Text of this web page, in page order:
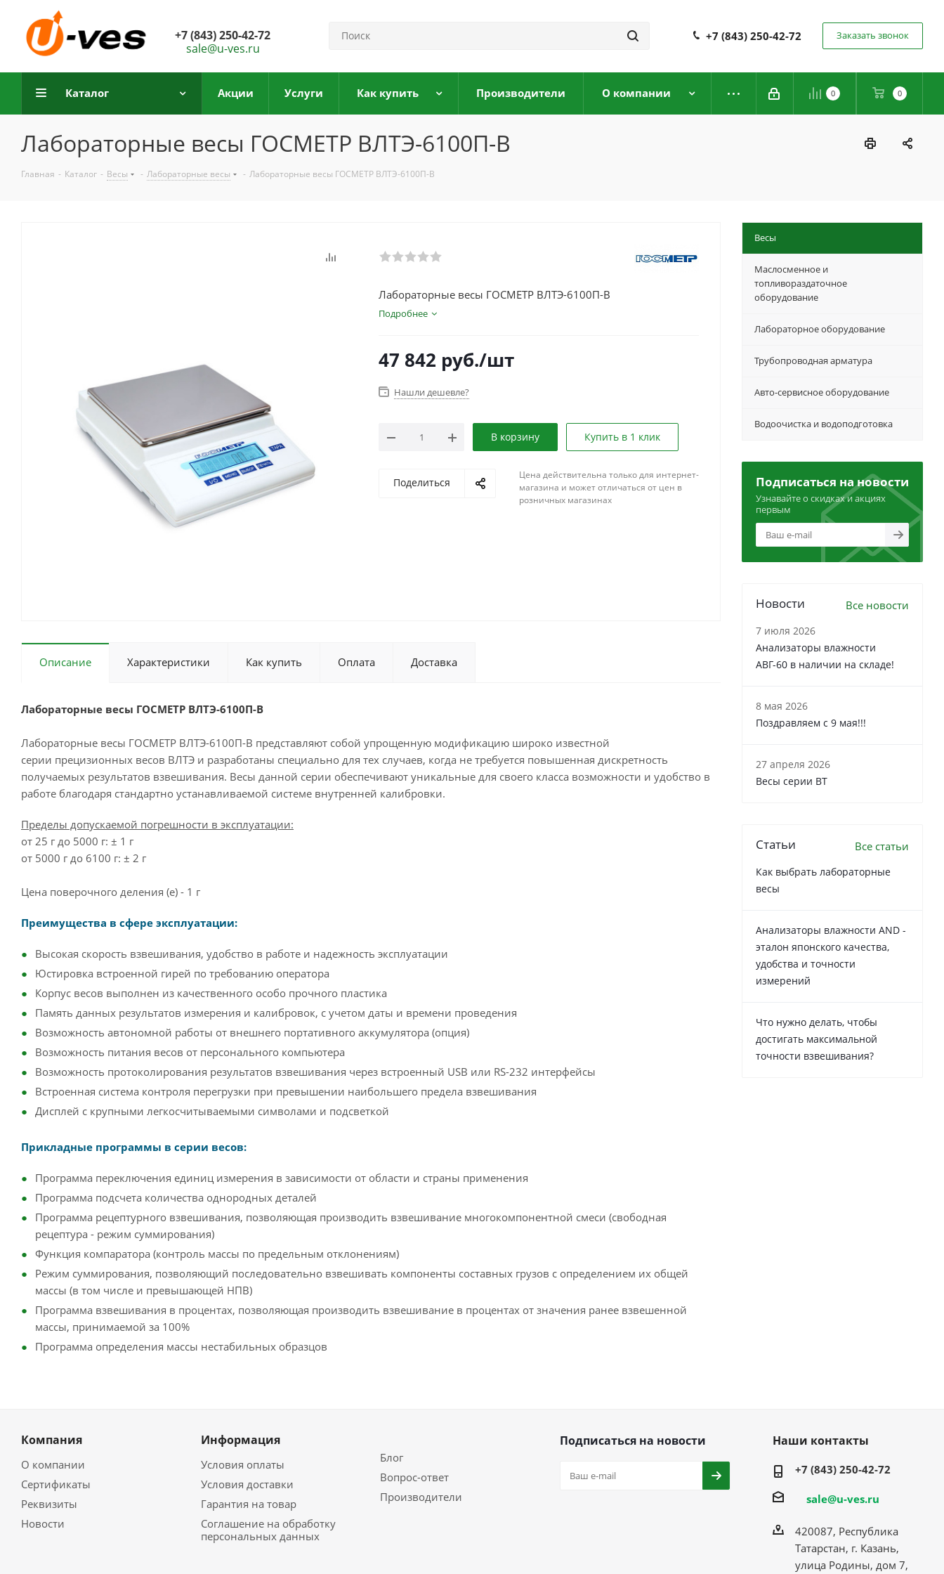
+7 (843) 250-42-72
sale@u-ves.ru
+7 (843) 250-42-72 Заказать звонок
0 0
Каталог Акции Услуги Как купить Производители О компании
Лабораторные весы ГОСМЕТР ВЛТЭ-6100П-В
Главная - Каталог - Весы - Лабораторные весы - Лабораторные весы ГОСМЕТР ВЛТЭ-6100П-В
Лабораторные весы ГОСМЕТР ВЛТЭ-6100П-В
Подробнее
47 842 руб./шт
Нашли дешевле?
В корзину Купить в 1 клик
Поделиться
Цена действительна только для интернет-
магазина и может отличаться от цен в
розничных магазинах
Описание Характеристики Как купить Оплата Доставка
Лабораторные весы ГОСМЕТР ВЛТЭ-6100П-В
Лабораторные весы ГОСМЕТР ВЛТЭ-6100П-В представляют собой упрощенную модификацию широко известной
серии прецизионных весов ВЛТЭ и разработаны специально для тех случаев, когда не требуется повышенная дискретность
получаемых результатов взвешивания. Весы данной серии обеспечивают уникальные для своего класса возможности и удобство в
работе благодаря стандартно устанавливаемой системе внутренней калибровки.
Пределы допускаемой погрешности в эксплуатации:
от 25 г до 5000 г: ± 1 г
от 5000 г до 6100 г: ± 2 г
Цена поверочного деления (e) - 1 г
Преимущества в сфере эксплуатации:
Высокая скорость взвешивания, удобство в работе и надежность эксплуатации
Юстировка встроенной гирей по требованию оператора
Корпус весов выполнен из качественного особо прочного пластика
Память данных результатов измерения и калибровок, с учетом даты и времени проведения
Возможность автономной работы от внешнего портативного аккумулятора (опция)
Возможность питания весов от персонального компьютера
Возможность протоколирования результатов взвешивания через встроенный USB или RS-232 интерфейсы
Встроенная система контроля перегрузки при превышении наибольшего предела взвешивания
Дисплей с крупными легкосчитываемыми символами и подсветкой
Прикладные программы в серии весов:
Программа переключения единиц измерения в зависимости от области и страны применения
Программа подсчета количества однородных деталей
Программа рецептурного взвешивания, позволяющая производить взвешивание многокомпонентной смеси (свободная
рецептура - режим суммирования)
Функция компаратора (контроль массы по предельным отклонениям)
Режим суммирования, позволяющий последовательно взвешивать компоненты составных грузов с определением их общей
массы (в том числе и превышающей НПВ)
Программа взвешивания в процентах, позволяющая производить взвешивание в процентах от значения ранее взвешенной
массы, принимаемой за 100%
Программа определения массы нестабильных образцов
Весы
Маслосменное и
топливораздаточное
оборудование
Лабораторное оборудование
Трубопроводная арматура
Авто-сервисное оборудование
Водоочистка и водоподготовка
Подписаться на новости
Узнавайте о скидках и акциях
первым
Новости Все новости
7 июля 2026
Анализаторы влажности
АВГ-60 в наличии на складе!
8 мая 2026
Поздравляем с 9 мая!!!
27 апреля 2026
Весы серии ВТ
Статьи Все статьи
Как выбрать лабораторные
весы
Анализаторы влажности AND -
эталон японского качества,
удобства и точности
измерений
Что нужно делать, чтобы
достигать максимальной
точности взвешивания?
Компания
О компании
Сертификаты
Реквизиты
Новости
Информация
Условия оплаты
Условия доставки
Гарантия на товар
Соглашение на обработку
персональных данных
Блог
Вопрос-ответ
Производители
Подписаться на новости Наши контакты
+7 (843) 250-42-72
sale@u-ves.ru
420087, Республика
Татарстан, г. Казань,
улица Родины, дом 7,